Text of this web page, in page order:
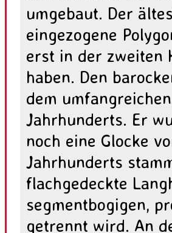
umgebaut. Der
eingezogene
erst in der zweiten
haben. Den
dem
Jahrhunderts. Er
noch eine Glocke
Jahrhunderts
flachgedeckte
segmentbogigen,
getrennt wird. An